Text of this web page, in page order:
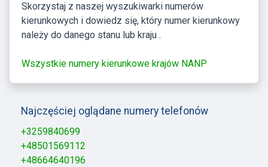
Skorzystaj z naszej wyszukiwarki numerów
kierunkowych i dowiedz się, który numer kierunkowy
należy do danego stanu lub kraju .
Wszystkie numery kierunkowe krajów NANP
Najczęściej oglądane numery telefonów
+3259840699
+48501569112
+48664640196